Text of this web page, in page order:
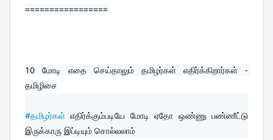
=================
10 மோடி எதை செய்தாலும் தமிழர்கள் எதிர்க்கிறார்கள் -
தமிழிசை
#தமிழர்கள் எதிர்க்கும்படியே மோடி ஏதோ ஒண்ணு பண்ணீட்டு
இருக்காரு இப்டியும் சொல்லலாம்